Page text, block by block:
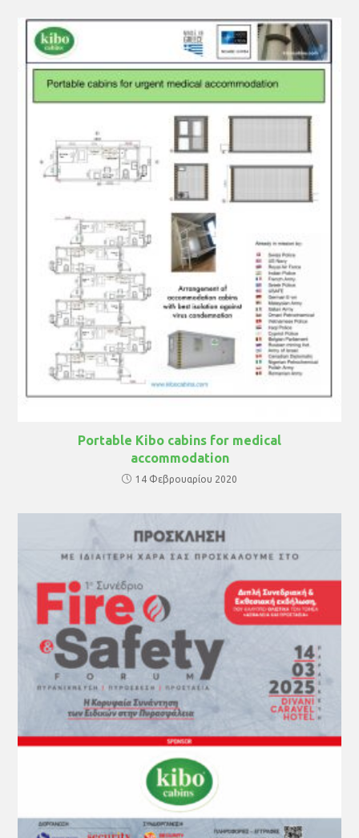
Portable Kibo cabins for medical
accommodation
14 Φεβρουαρίου 2020